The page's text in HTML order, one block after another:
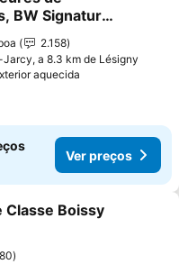
aos favoritos
BW Signature
2.158
Jarcy, a 8.3 km de Lésigny
aquecida
Ver preços
aos favoritos
Classe Boissy